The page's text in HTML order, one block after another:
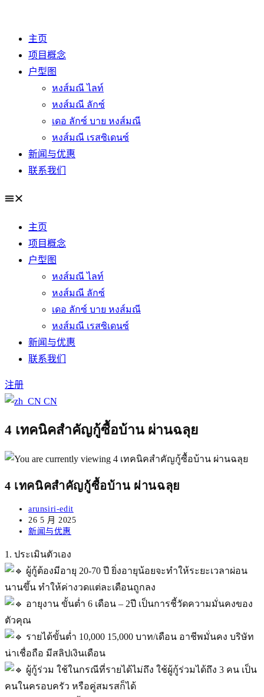
content
主页
项目概念
户型图
หงส์มณี ไลท์
หงส์มณี ลักซ์
เดอ ลักซ์ บาย หงส์มณี
หงส์มณี เรสซิเดนซ์
新闻与优惠
联系我们
主页
项目概念
户型图
หงส์มณี ไลท์
หงส์มณี ลักซ์
เดอ ลักซ์ บาย หงส์มณี
หงส์มณี เรสซิเดนซ์
新闻与优惠
联系我们
注册
CN
4 เทคนิคสำคัญกู้ซื้อบ้าน ผ่านฉลุย
4 เทคนิคสำคัญกู้ซื้อบ้าน ผ่านฉลุย
Post
author:
arunsiri-edit
Post
published:
26 5 月 2025
Post
新闻与优惠
1. ประเมินตัวเอง
ผู้กู้ต้องมีอายุ 20-70 ปี ยิ่งอายุน้อยจะทำให้ระยะเวลาผ่อน
นานขึ้น ทำให้ค่างวดแต่ละเดือนถูกลง
อายุงาน ขั้นต่ำ 6 เดือน – 2ปี เป็นการชี้วัดความมั่นคงของ
ตัวคุณ
รายได้ขั้นต่ำ 10,000 15,000 บาท/เดือน อาชีพมั่นคง บริษัท
น่าเชื่อถือ มีสลิปเงินเดือน
ผู้กู้ร่วม ใช้ในกรณีที่รายได้ไม่ถึง ใช้ผู้กู้ร่วมได้ถึง 3 คน เป็น
คนในครอบครัว หรือคู่สมรสก็ได้